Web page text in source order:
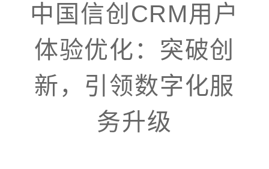
中国信创CRM用户
体验优化：突破创
新，引领数字化服
务升级